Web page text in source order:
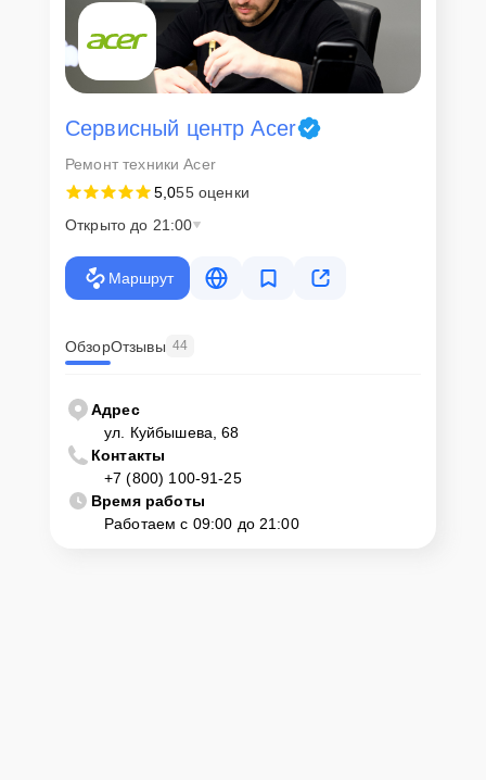
Сервисный центр Acer
Ремонт техники Acer
5,055 оценки
Открыто до 21:00
Маршрут
ОбзорОтзывы 44
Адрес
ул. Куйбышева, 68
Контакты
+7 (800) 100-91-25
Время работы
Работаем с 09:00 до 21:00